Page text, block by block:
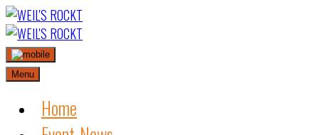
Skip
to
content
Menu
Home